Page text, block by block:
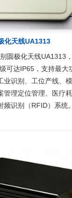
化天线UA1313
圆极化天线UA1313
可达IP65，支持最大
业识别、工位产线、
管理定位管理、医疗
识别（RFID）系统。